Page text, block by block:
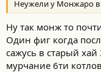
Неужели у Монжаро
Ну так монж то
Один фиг когда
сажусь в старый
мурчание 6ти